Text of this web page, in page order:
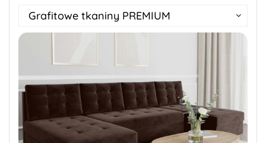
Grafitowe tkaniny PREMIUM